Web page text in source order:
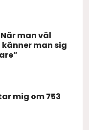
man väl
man sig
mig om 753